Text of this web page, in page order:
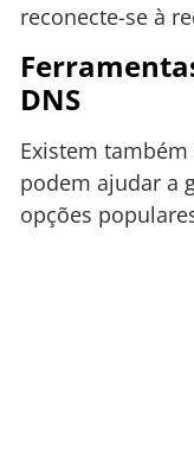
reconecte-se à
DNS
Existem
podem ajudar a
opções